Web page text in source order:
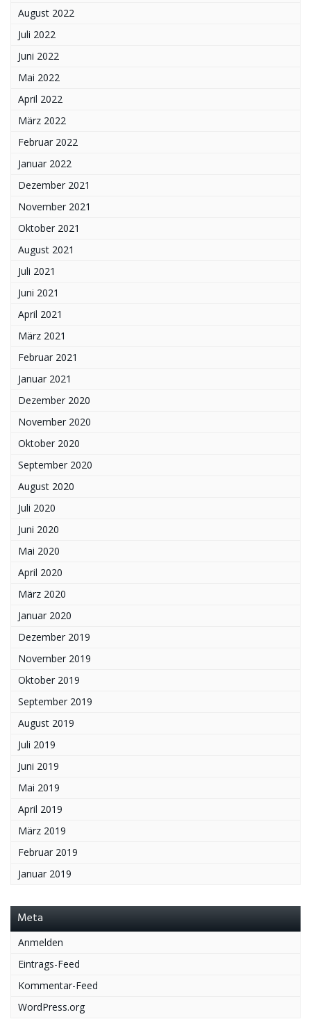
August 2022
Juli 2022
Juni 2022
Mai 2022
April 2022
März 2022
Februar 2022
Januar 2022
Dezember 2021
November 2021
Oktober 2021
August 2021
Juli 2021
Juni 2021
April 2021
März 2021
Februar 2021
Januar 2021
Dezember 2020
November 2020
Oktober 2020
September 2020
August 2020
Juli 2020
Juni 2020
Mai 2020
April 2020
März 2020
Januar 2020
Dezember 2019
November 2019
Oktober 2019
September 2019
August 2019
Juli 2019
Juni 2019
Mai 2019
April 2019
März 2019
Februar 2019
Januar 2019
Meta
Anmelden
Eintrags-Feed
Kommentar-Feed
WordPress.org